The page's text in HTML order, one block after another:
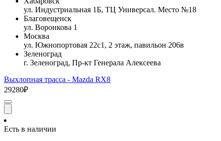
ул. Индустриальная 1Б, ТЦ Универсал. Место №18
Благовещенск
ул. Воронкова 1
Москва
ул. Южнопортовая 22с1, 2 этаж, павильон 206в
Зеленоград
г. Зеленоград, Пр-кт Генерала Алексеева
Выхлопная трасса - Mazda RX8
29280₽
Есть в наличии